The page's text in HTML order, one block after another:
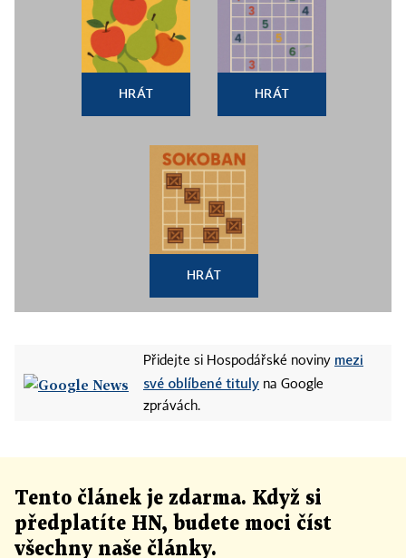
HRÁT HRÁT
HRÁT
Přidejte si Hospodářské noviny mezi
své oblíbené tituly na Google
zprávách.
Tento článek je zdarma. Když si
předplatíte HN, budete moci číst
všechny naše články.